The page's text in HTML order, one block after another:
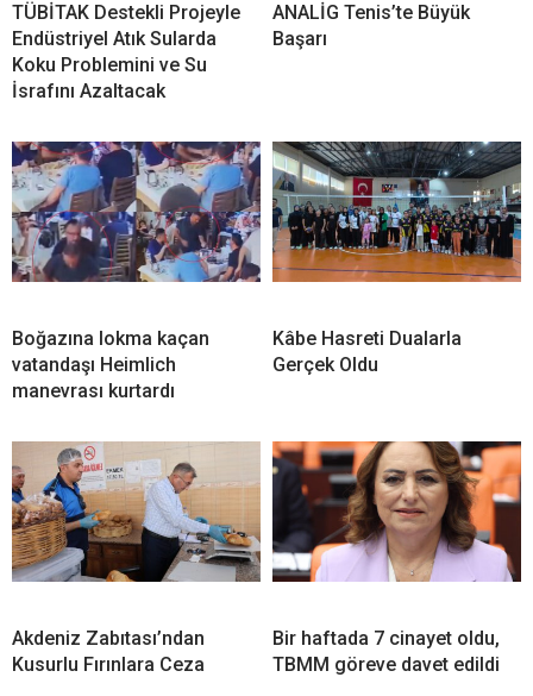
TÜBİTAK Destekli Projeyle
Endüstriyel Atık Sularda
Koku Problemini ve Su
İsrafını Azaltacak
ANALİG Tenis’te Büyük
Başarı
Boğazına lokma kaçan
vatandaşı Heimlich
manevrası kurtardı
Kâbe Hasreti Dualarla
Gerçek Oldu
Akdeniz Zabıtası’ndan
Kusurlu Fırınlara Ceza
Bir haftada 7 cinayet oldu,
TBMM göreve davet edildi